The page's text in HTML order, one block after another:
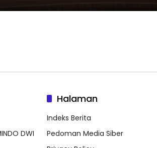
DWI
Halaman
Indeks Berita
Pedoman Media Siber